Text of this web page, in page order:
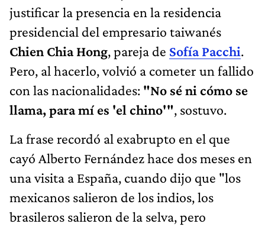
justificar la presencia en la residencia
presidencial del empresario taiwanés
Chien Chia Hong, pareja de Sofía Pacchi.
Pero, al hacerlo, volvió a cometer un fallido
con las nacionalidades: "No sé ni cómo se
llama, para mí es 'el chino'", sostuvo.
La frase recordó al exabrupto en el que
cayó Alberto Fernández hace dos meses en
una visita a España, cuando dijo que "los
mexicanos salieron de los indios, los
brasileros salieron de la selva, pero